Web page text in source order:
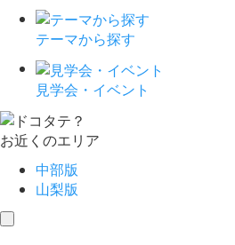
テーマから探す
見学会・イベント
お近くのエリア
中部版
山梨版
toggle